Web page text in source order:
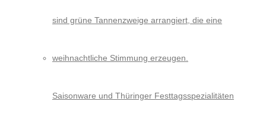
Saisonware und Thüringer Festtagsspezialitäten